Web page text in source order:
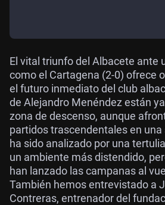
El vital triunfo del Albacete ante
como el Cartagena (2-0) ofrece
el futuro inmediato del club
de Alejandro Menéndez están
zona de descenso, aunque
partidos trascendentales en
ha sido analizado por una
un ambiente más distendido,
han lanzado las campanas al
También hemos entrevistado a
Contreras, entrenador del